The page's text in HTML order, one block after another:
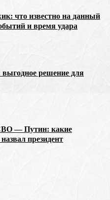
что известно на данный
и время удара
решение для
— Путин: какие
президент